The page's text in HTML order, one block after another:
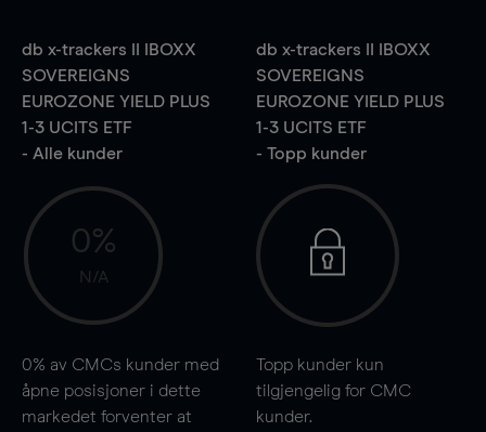
db x-trackers II IBOXX
SOVEREIGNS
EUROZONE YIELD PLUS
1-3 UCITS ETF
- Alle kunder
0%
N/A
0% av CMCs kunder med
åpne posisjoner i dette
markedet forventer at
db x-trackers II IBOXX
SOVEREIGNS
EUROZONE YIELD PLUS
1-3 UCITS ETF
- Topp kunder
Topp kunder kun
tilgjengelig for CMC
kunder.